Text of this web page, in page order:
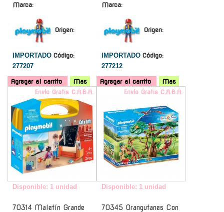
Marca:
Origen:
IMPORTADO Código:
277207
Agregar al carrito Mas
Marca:
Origen:
IMPORTADO Código:
277212
Agregar al carrito
Mas
Envío Gratis C.A.B.A.
Disponible: 1 unidad
70314 Maletín Grande
Envío Gratis C.A.B.A.
Disponible: 1 unidad
70345 Orangutanes Con